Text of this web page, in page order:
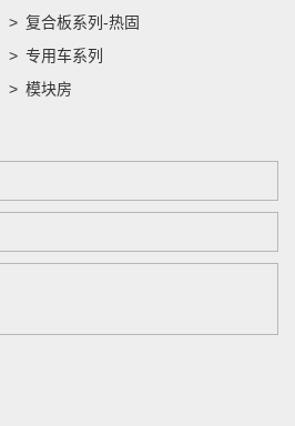
复合板系列-热固
专用车系列
模块房